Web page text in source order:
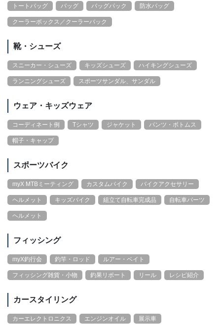
トートバッグ バッグ バッグパック 防水バッグ
クーラーボックス／クーラーバック
靴・シューズ
スニーカー・シューズ キッズシューズ ハイキングシューズ
ランニングシューズ スポーツサンダル、サンダル
ウェア・キッズウェア
コーディネート例 Tシャツ ジャケット パンツ・ボトムス
帽子・キャップ
スポーツバイク
myX MTBミーティング カスタムバイク バイクアクセサリー
ヘルメット キッズバイク 組立て自転車完成品 自転車パーツ
ヘルメット
フィッシング
myX釣行会 釣竿・ロッド ルアー・ベイト
フィッシング雑貨・小物 釣果リポート リール レシピ紹介
カースタイリング
カーエレクトロニクス エンジンオイル 展示車